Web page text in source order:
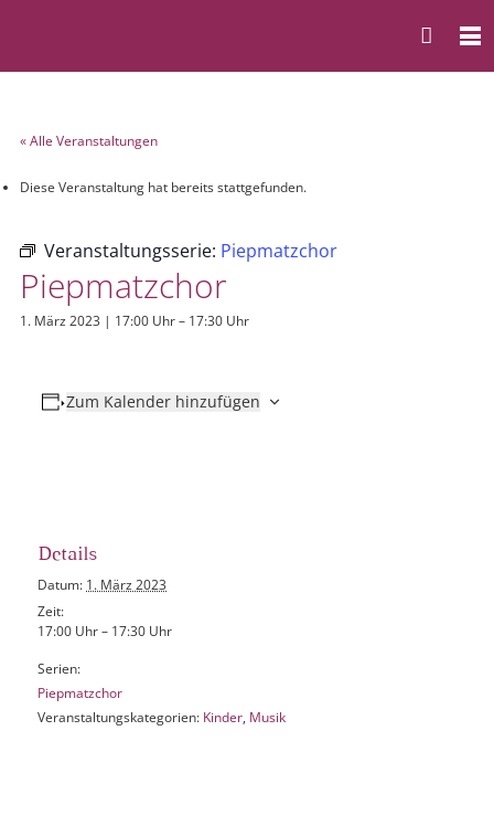
« Alle Veranstaltungen
Diese Veranstaltung hat bereits stattgefunden.
Veranstaltungsserie: Piepmatzchor
Piepmatzchor
1. März 2023 | 17:00 Uhr– 17:30 Uhr
Zum Kalender hinzufügen
Details
Datum: 1. März 2023
Zeit:
17:00 Uhr – 17:30 Uhr
Serien:
Piepmatzchor
Veranstaltungskategorien: Kinder, Musik